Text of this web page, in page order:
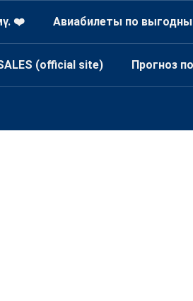
❤️ Авиабилеты по
(official site) Прогноз